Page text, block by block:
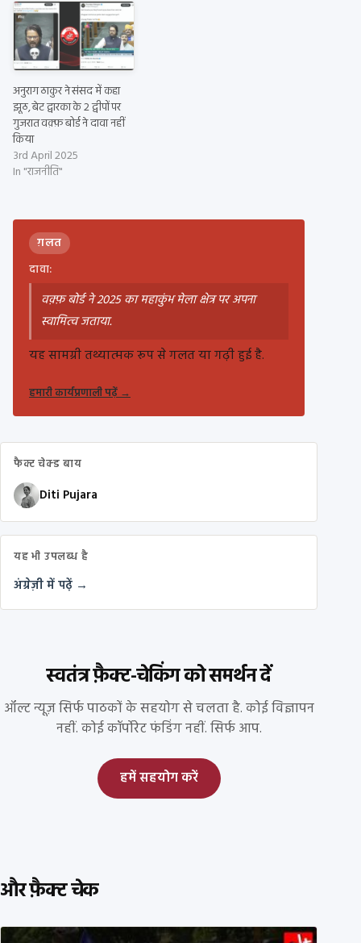
अनुराग ठाकुर ने संसद में कहा
झूठ, बेट द्वारका के 2 द्वीपों पर
गुजरात वक़्फ़ बोर्ड ने दावा नहीं
किया
3rd April 2025
In "राजनीति"
ग़लत
दावा:
वक़्फ़ बोर्ड ने 2025 का महाकुंभ मेला क्षेत्र पर अपना
स्वामित्व जताया.
यह सामग्री तथ्यात्मक रूप से गलत या गढ़ी हुई है.
हमारी कार्यप्रणाली पढ़ें→
फैक्ट चेक्ड बाय
Diti Pujara
यह भी उपलब्ध है
अंग्रेज़ी में पढ़ें →
स्वतंत्र फ़ैक्ट-चेकिंग को समर्थन दें
ऑल्ट न्यूज़ सिर्फ पाठकों के सहयोग से चलता है. कोई विज्ञापन
नहीं. कोई कॉर्पोरेट फंडिंग नहीं. सिर्फ आप.
हमें सहयोग करें
और फ़ैक्ट चेक